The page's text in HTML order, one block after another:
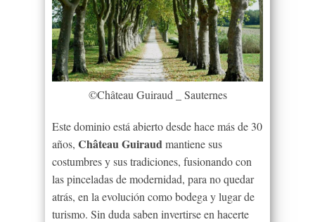
©Château Guiraud _ Sauternes
Este dominio está abierto desde hace más de 30
años, Château Guiraudmantiene sus
costumbres y sus tradiciones, fusionando con
las pinceladas de modernidad, para no quedar
atrás, en la evolución como bodega y lugar de
turismo. Sin duda saben invertirse en hacerte